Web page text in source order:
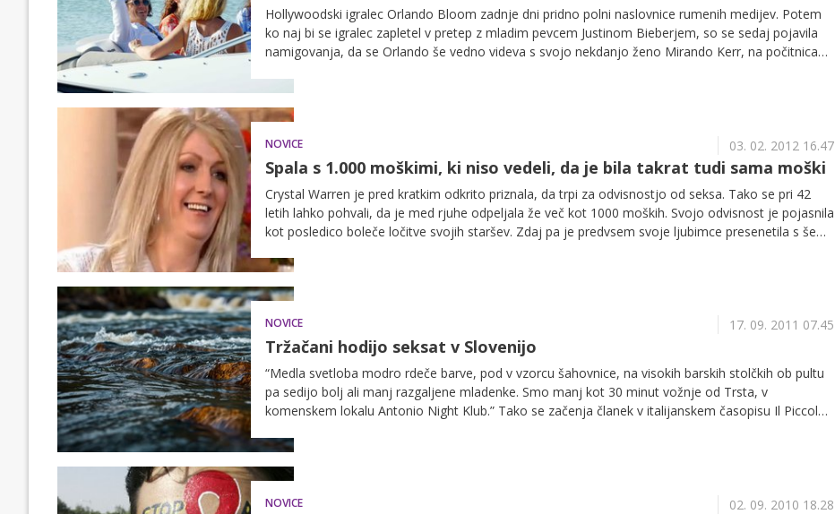
Hollywoodski igralec Orlando Bloom zadnje dni pridno polni naslovnice rumenih medijev. Potem
ko naj bi se igralec zapletel v pretep z mladim pevcem Justinom Bieberjem, so se sedaj pojavila
namigovanja, da se Orlando še vedno videva s svojo nekdanjo ženo Mirando Kerr, na počitnicah
Ericinim bivšim možem. Situacija naj bi postala tako zapletena, da nihče več ne ve, kdo je s kom!
NOVICE 03. 02. 2012 16.47
Spala s 1.000 moškimi, ki niso vedeli, da je bila takrat tudi sama moški
Crystal Warren je pred kratkim odkrito priznala, da trpi za odvisnostjo od seksa. Tako se pri 42
letih lahko pohvali, da je med rjuhe odpeljala že več kot 1000 moških. Svojo odvisnost je pojasnila
kot posledico boleče ločitve svojih staršev. Zdaj pa je predvsem svoje ljubimce presenetila s še
NOVICE 17. 09. 2011 07.45
Tržačani hodijo seksat v Slovenijo
“Medla svetloba modro rdeče barve, pod v vzorcu šahovnice, na visokih barskih stolčkih ob pultu
pa sedijo bolj ali manj razgaljene mladenke. Smo manj kot 30 minut vožnje od Trsta, v
komenskem lokalu Antonio Night Klub.” Tako se začenja članek v italijanskem časopisu Il Piccolo
NOVICE 02. 09. 2010 18.28